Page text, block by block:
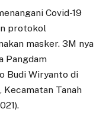
Covid-19
protokol
masker. 3M nya
Pangdam
Budi Wiryanto di
Kecamatan Tanah